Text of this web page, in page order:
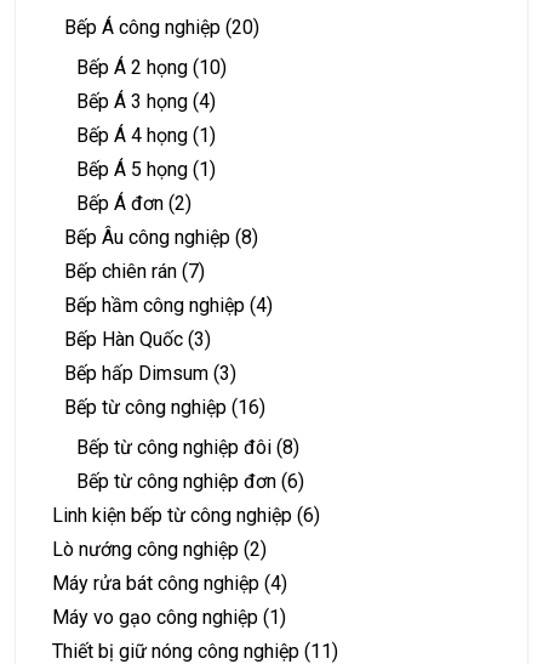
Bếp Á công nghiệp (20)
Bếp Á 2 họng (10)
Bếp Á 3 họng (4)
Bếp Á 4 họng (1)
Bếp Á 5 họng (1)
Bếp Á đơn (2)
Bếp Âu công nghiệp (8)
Bếp chiên rán (7)
Bếp hầm công nghiệp (4)
Bếp Hàn Quốc (3)
Bếp hấp Dimsum (3)
Bếp từ công nghiệp (16)
Bếp từ công nghiệp đôi (8)
Bếp từ công nghiệp đơn (6)
Linh kiện bếp từ công nghiệp (6)
Lò nướng công nghiệp (2)
Máy rửa bát công nghiệp (4)
Máy vo gạo công nghiệp (1)
Thiết bị giữ nóng công nghiệp (11)